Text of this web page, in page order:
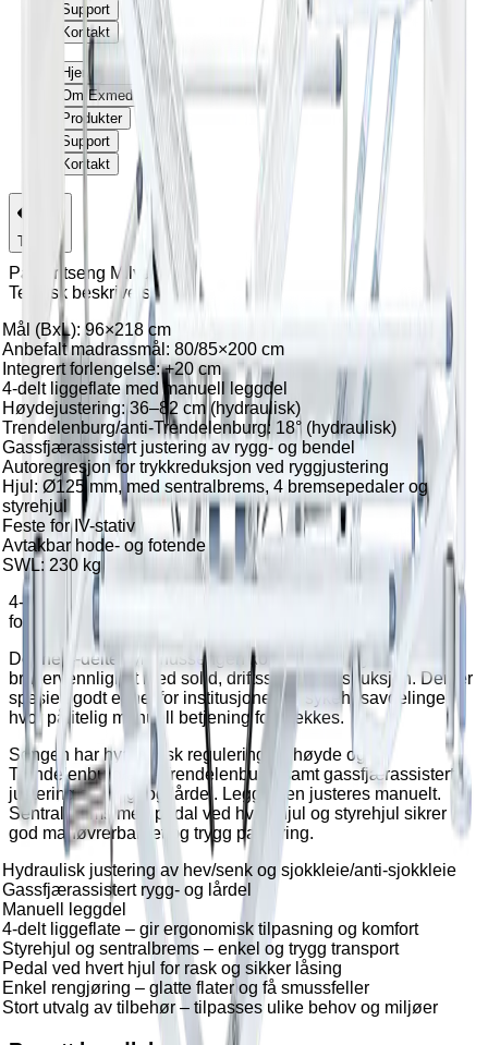
Support
Kontakt
Hjem
Om Exmed
Produkter
Support
Kontakt
Tilbake
Pasientseng Milva
Teknisk beskrivelse
Mål (BxL): 96×218 cm
Anbefalt madrassmål: 80/85×200 cm
Integrert forlengelse: +20 cm
4-delt liggeflate med manuell leggdel
Høydejustering: 36–82 cm (hydraulisk)
Trendelenburg/anti-Trendelenburg: 18° (hydraulisk)
Gassfjærassistert justering av rygg- og bendel
Autoregresjon for trykkreduksjon ved ryggjustering
Hjul: Ø125 mm, med sentralbrems, 4 bremsepedaler og
styrehjul
Feste for IV-stativ
Avtakbar hode- og fotende
SWL: 230 kg
4-delt hydraulisk sykehusseng – robust og funksjonell seng
for krevende pleiemiljøer
Denne 4-delte sykehussengen kombinerer høy
brukervennlighet med solid, driftssikker konstruksjon. Den er
spesielt godt egnet for institusjoner og sykehusavdelinger
hvor pålitelig manuell betjening foretrekkes.
Sengen har hydraulisk regulering av høyde og
Trendelenburg/anti-Trendelenburg, samt gassfjærassistert
justering av rygg- og lårdel. Leggdelen justeres manuelt.
Sentralbrems med pedal ved hvert hjul og styrehjul sikrer
god manøvrerbarhet og trygg parkering.
Hydraulisk justering av hev/senk og sjokkleie/anti-sjokkleie
Gassfjærassistert rygg- og lårdel
Manuell leggdel
4-delt liggeflate – gir ergonomisk tilpasning og komfort
Styrehjul og sentralbrems – enkel og trygg transport
Pedal ved hvert hjul for rask og sikker låsing
Enkel rengjøring – glatte flater og få smussfeller
Stort utvalg av tilbehør – tilpasses ulike behov og miljøer